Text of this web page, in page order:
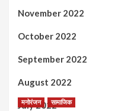
November 2022
October 2022
September 2022
August 2022
July 2022
मनोरंजन सामाजिक